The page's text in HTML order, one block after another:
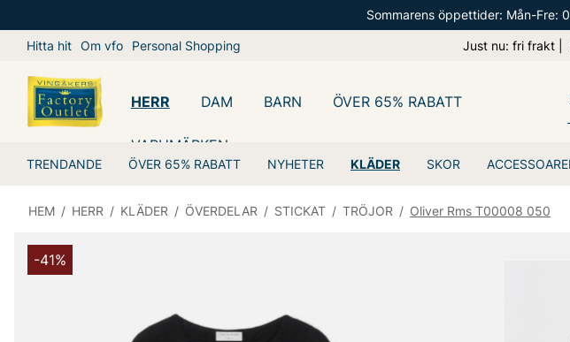
Sommarens öppettider: Mån-Fre:
Hitta hit Om vfo Personal Shopping Just nu: fri frakt |
HERR
TRENDANDE ÖVER 65% RABATT NYHETER KLÄDER SKOR
DAM BARN ÖVER 65% RABATT
VARUMÄRKEN
HEM / HERR / KLÄDER / ÖVERDELAR / STICKAT / TRÖJOR / Oliver Rms T00008 050
-41%